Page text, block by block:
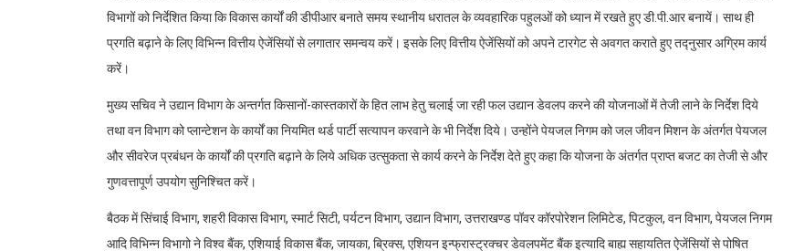
विभागों को निर्देशित किया कि विकास कार्यों की डीपीआर बनाते समय स्थानीय धरातल के व्यवहारिक पहुलओं को ध्यान में रखते हुए डी.पी.आर बनायें। साथ ही
प्रगति बढ़ाने के लिए विभिन्न वित्तीय ऐजेंसियों से लगातार समन्वय करें। इसके लिए वित्तीय ऐजेंसियों को अपने टारगेट से अवगत कराते हुए तद्नुसार अग्रिम कार्य
करें।
मुख्य सचिव ने उद्यान विभाग के अन्तर्गत किसानों-कास्तकारों के हित लाभ हेतु चलाई जा रही फल उद्यान डेवलप करने की योजनाओं में तेजी लाने के निर्देश दिये
तथा वन विभाग को प्लान्टेशन के कार्यों का नियमित थर्ड पार्टी सत्यापन करवाने के भी निर्देश दिये। उन्होंने पेयजल निगम को जल जीवन मिशन के अंतर्गत पेयजल
और सीवरेज प्रबंधन के कार्यों की प्रगति बढ़ाने के लिये अधिक उत्सुकता से कार्य करने के निर्देश देते हुए कहा कि योजना के अंतर्गत प्राप्त बजट का तेजी से और
गुणवत्तापूर्ण उपयोग सुनिश्चित करें।
बैठक में सिंचाई विभाग, शहरी विकास विभाग, स्मार्ट सिटी, पर्यटन विभाग, उद्यान विभाग, उत्तराखण्ड पॉवर कॉरपोरेशन लिमिटेड, पिटकुल, वन विभाग, पेयजल निगम
आदि विभिन्न विभागो ने विश्व बैंक, एशियाई विकास बैंक, जायका, ब्रिक्स, एशियन इन्फ्रास्ट्रक्चर डेवलपमेंट बैंक इत्यादि बाह्य सहायतित ऐजेंसियों से पोषित